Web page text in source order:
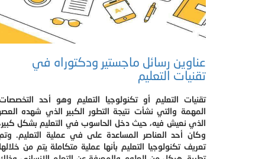
عناوين رسائل ماجستير ودكتوراه في
تقنيات التعليم
تقنيات التعليم أو تكنولوجيا التعليم وهو أحد
المهمة والتي نشأت نتيجة التطور الكبير الذي شهده العصر
الذي نعيش فيه، حيث دخل الحاسوب في التعليم بشكل
وكان أحد العناصر المساعدة على في عملية التعليم. وتم
تعريف تكنولوجيا التعليم بأنها عملية متكاملة يتم من خلالها